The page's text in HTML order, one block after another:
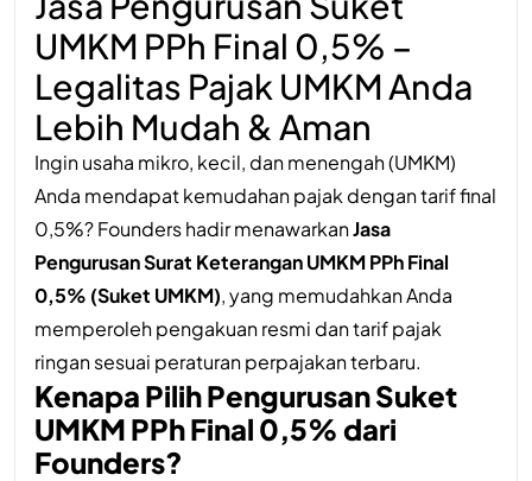
UMKM PPh Final 0,5% –
Legalitas Pajak UMKM Anda
Lebih Mudah & Aman
Ingin usaha mikro, kecil, dan menengah (UMKM)
Anda mendapat kemudahan pajak dengan tarif final
0,5%? Founders hadir menawarkanJasa
Pengurusan Surat Keterangan UMKM PPh Final
0,5% (Suket UMKM), yang memudahkan Anda
memperoleh pengakuan resmi dan tarif pajak
ringan sesuai peraturan perpajakan terbaru.
Kenapa Pilih Pengurusan Suket
UMKM PPh Final 0,5% dari
Founders?